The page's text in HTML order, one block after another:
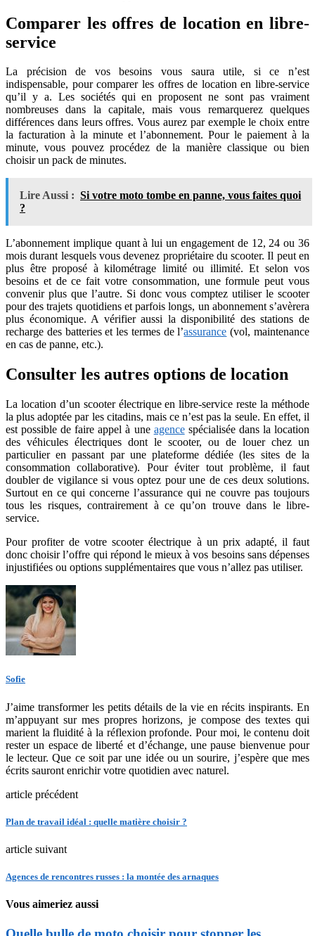
Comparer les offres de location en libre-
service
La précision de vos besoins vous saura utile, si ce n’est
indispensable, pour comparer les offres de location en libre-service
qu’il y a. Les sociétés qui en proposent ne sont pas vraiment
nombreuses dans la capitale, mais vous remarquerez quelques
différences dans leurs offres. Vous aurez par exemple le choix entre
la facturation à la minute et l’abonnement. Pour le paiement à la
minute, vous pouvez procédez de la manière classique ou bien
choisir un pack de minutes.
Lire Aussi : Si votre moto tombe en panne, vous faites quoi
?
L’abonnement implique quant à lui un engagement de 12, 24 ou 36
mois durant lesquels vous devenez propriétaire du scooter. Il peut en
plus être proposé à kilométrage limité ou illimité. Et selon vos
besoins et de ce fait votre consommation, une formule peut vous
convenir plus que l’autre. Si donc vous comptez utiliser le scooter
pour des trajets quotidiens et parfois longs, un abonnement s’avèrera
plus économique. A vérifier aussi la disponibilité des stations de
recharge des batteries et les termes de l’assurance (vol, maintenance
en cas de panne, etc.).
Consulter les autres options de location
La location d’un scooter électrique en libre-service reste la méthode
la plus adoptée par les citadins, mais ce n’est pas la seule. En effet, il
est possible de faire appel à une agencespécialisée dans la location
des véhicules électriques dont le scooter, ou de louer chez un
particulier en passant par une plateforme dédiée (les sites de la
consommation collaborative). Pour éviter tout problème, il faut
doubler de vigilance si vous optez pour une de ces deux solutions.
Surtout en ce qui concerne l’assurance qui ne couvre pas toujours
tous les risques, contrairement à ce qu’on trouve dans le libre-
service.
Pour profiter de votre scooter électrique à un prix adapté, il faut
donc choisir l’offre qui répond le mieux à vos besoins sans dépenses
injustifiées ou options supplémentaires que vous n’allez pas utiliser.
Sofie
J’aime transformer les petits détails de la vie en récits inspirants. En
m’appuyant sur mes propres horizons, je compose des textes qui
marient la fluidité à la réflexion profonde. Pour moi, le contenu doit
rester un espace de liberté et d’échange, une pause bienvenue pour
le lecteur. Que ce soit par une idée ou un sourire, j’espère que mes
écrits sauront enrichir votre quotidien avec naturel.
article précédent
Plan de travail idéal : quelle matière choisir ?
article suivant
Agences de rencontres russes : la montée des arnaques
Vous aimeriez aussi